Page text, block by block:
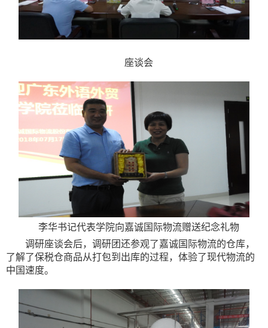
座谈会
李华书记代表学院向嘉诚国际物流赠送纪念礼物
调研座谈会后，调研团还参观了嘉诚国际物流的仓库，
了解了保税仓商品从打包到出库的过程，体验了现代物流的
中国速度。